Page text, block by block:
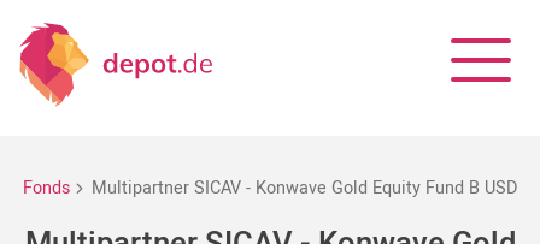
Fonds Multipartner SICAV - Konwave Gold Equity Fund B USD